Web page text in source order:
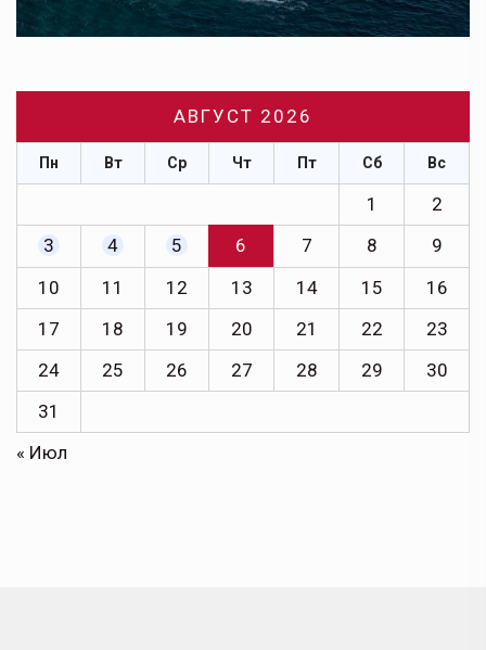
АВГУСТ 2026
Пн Вт Ср Чт Пт Сб Вс
1
2
3
4 5 6 7 8
9
10
11 12 13 14 15
16
17
18 19 20 21 22
23
24
25 26 27 28 29
30
31
« Июл